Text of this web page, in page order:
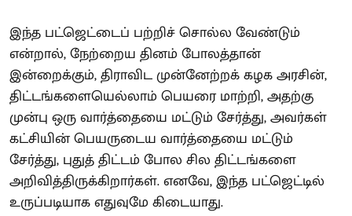
இந்த பட்ஜெட்டைப் பற்றிச் சொல்ல வேண்டும்
என்றால், நேற்றைய தினம் போலத்தான்
இன்றைக்கும், திராவிட முன்னேற்றக் கழக அரசின்,
திட்டங்களையெல்லாம் பெயரை மாற்றி, அதற்கு
முன்பு ஒரு வார்த்தையை மட்டும் சேர்த்து, அவர்கள்
கட்சியின் பெயருடைய வார்த்தையை மட்டும்
சேர்த்து, புதுத் திட்டம் போல சில திட்டங்களை
அறிவித்திருக்கிறார்கள். எனவே, இந்த பட்ஜெட்டில்
உருப்படியாக எதுவுமே கிடையாது.